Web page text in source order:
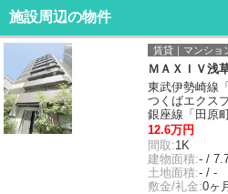
施設周辺の物件
賃貸｜マンショ
ＭＡＸＩＶ浅
東武伊勢崎線
つくばエクス
銀座線「田原
12.6万円
間取:1K
建物面積:- /
土地面積:- / -
敷金/礼金:0ヶ